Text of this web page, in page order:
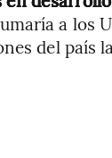
a los
del país